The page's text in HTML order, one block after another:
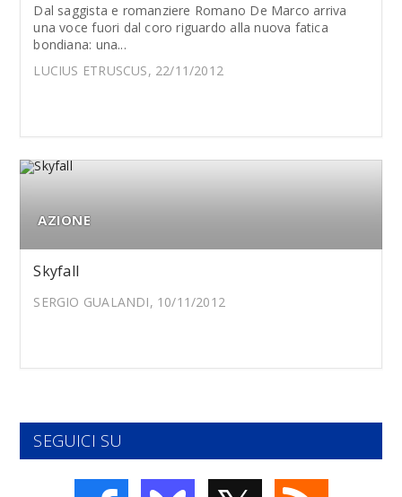
Dal saggista e romanziere Romano De Marco arriva
una voce fuori dal coro riguardo alla nuova fatica
bondiana: una...
LUCIUS ETRUSCUS, 22/11/2012
AZIONE
Skyfall
SERGIO GUALANDI, 10/11/2012
SEGUICI SU